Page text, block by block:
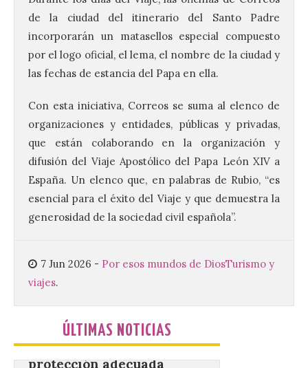
de la ciudad del itinerario del Santo Padre
incorporarán un matasellos especial compuesto
por el logo oficial, el lema, el nombre de la ciudad y
las fechas de estancia del Papa en ella.
Con esta iniciativa, Correos se suma al elenco de
organizaciones y entidades, públicas y privadas,
que están colaborando en la organización y
difusión del Viaje Apostólico del Papa León XIV a
España. Un elenco que, en palabras de Rubio, “es
esencial para el éxito del Viaje y que demuestra la
generosidad de la sociedad civil española”.
7 Jun 2026 - Por esos mundos de DiosTurismo y
viajes.
ÚLTIMAS NOTICIAS
El Ayuntamiento de La
Bañeza presenta el
Festival One More Time,
los 80 y 90 para el 16 de
agosto en la Plaza Mayor.
6 Ago 2026
Se celebrará el próximo
domingo 16 de agosto, a
partir de las 23:00 horas,
en la Plaza Mayor de la
ciudad. El Salón de Plenos
oficial del Festival One […]
“Mirar un eclipse sin
protección adecuada
puede causar daños
irreversibles en la retina”